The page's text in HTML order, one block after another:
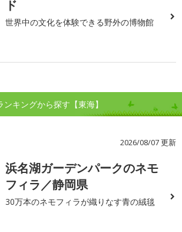
ド
世界中の文化を体験できる野外の博物館
キングから探す【東海】
2026/08/07 更新
浜名湖ガーデンパークのネモ
フィラ／静岡県
30万本のネモフィラが織りなす青の絨毯